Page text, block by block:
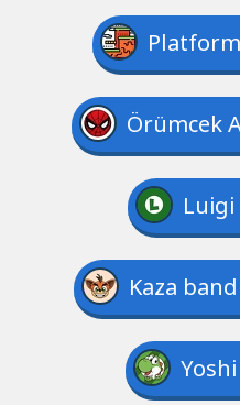
Örümcek
Luigi
Kaza